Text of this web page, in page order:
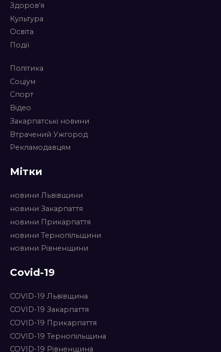
Здоров’я
Культура
Освіта
Події
Політика
Соціум
Спорт
Відео
Закарпатські новини
Втрачений Ужгород
Рекламодавцям
Мітки
новини Львівщини
новини Закарпаття
новини Прикарпаття
новини Тернопільщини
новини Рівненщини
Covid-19
COVID-19 Львівщина
COVID-19 Закарпаття
COVID-19 Прикарпаття
COVID-19 Тернопільщина
COVID-19 Рівненщина